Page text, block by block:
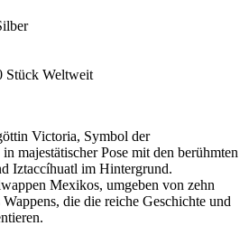
Stück Weltweit
Victoria, Symbol der
majestätischer Pose mit den berühmten
Iztaccíhuatl im Hintergrund.
Mexikos, umgeben von zehn
die die reiche Geschichte und